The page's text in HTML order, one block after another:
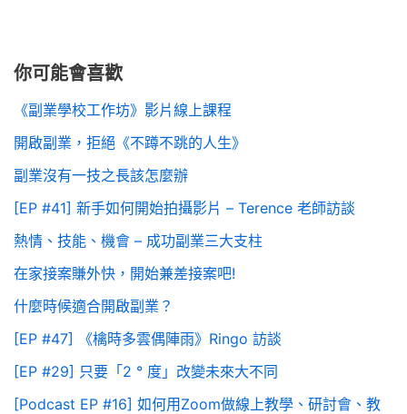
你可能會喜歡
《副業學校工作坊》影片線上課程
開啟副業，拒絕《不蹲不跳的人生》
副業沒有一技之長該怎麼辦
[EP #41] 新手如何開始拍攝影片 – Terence 老師訪談
熱情、技能、機會 – 成功副業三大支柱
在家接案賺外快，開始兼差接案吧!
什麼時候適合開啟副業？
[EP #47] 《檎時多雲偶陣雨》Ringo 訪談
[EP #29] 只要「2 ° 度」改變未來大不同
[Podcast EP #16] 如何用Zoom做線上教學、研討會、教